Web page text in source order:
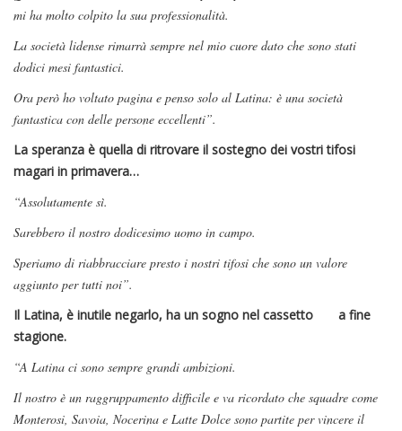
mi ha molto colpito la sua professionalità.
La società lidense rimarrà sempre nel mio cuore dato che sono stati
dodici mesi fantastici.
Ora però ho voltato pagina e penso solo al Latina: è una società
fantastica con delle persone eccellenti”.
La speranza è quella di ritrovare il sostegno dei vostri tifosi
magari in primavera…
“Assolutamente sì.
Sarebbero il nostro dodicesimo uomo in campo.
Speriamo di riabbracciare presto i nostri tifosi che sono un valore
aggiunto per tutti noi”.
Il Latina, è inutile negarlo, ha un sogno nel cassetto a fine
stagione.
“A Latina ci sono sempre grandi ambizioni.
Il nostro è un raggruppamento difficile e va ricordato che squadre come
Monterosi, Savoia, Nocerina e Latte Dolce sono partite per vincere il